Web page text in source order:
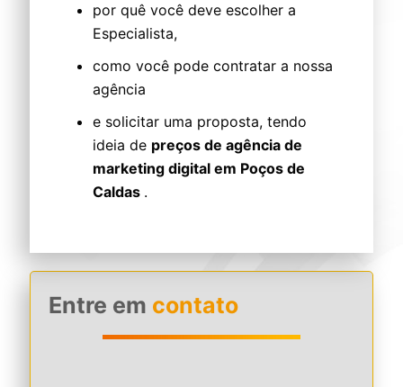
por quê você deve escolher a
Especialista,
como você pode contratar a nossa
agência
e solicitar uma proposta, tendo
ideia de preços de agência de
marketing digital em Poços de
Caldas .
Entre em contato